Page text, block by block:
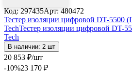
Код: 297435Арт: 480472
Тестер изоляции цифровой DT-
TechТестер изоляции цифровой
Tech
В наличии: 2 шт
20 853 ₽/шт
-10%23 170 ₽